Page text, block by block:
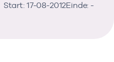
Start: 17-08-2012Einde: -